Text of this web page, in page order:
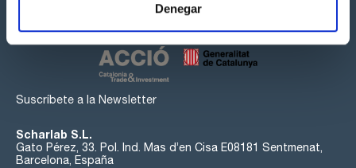
Denegar
Suscríbete a la Newsletter
Scharlab S.L.
Gato Pérez, 33. Pol. Ind. Mas d’en Cisa E08181 Sentmenat,
Barcelona, España